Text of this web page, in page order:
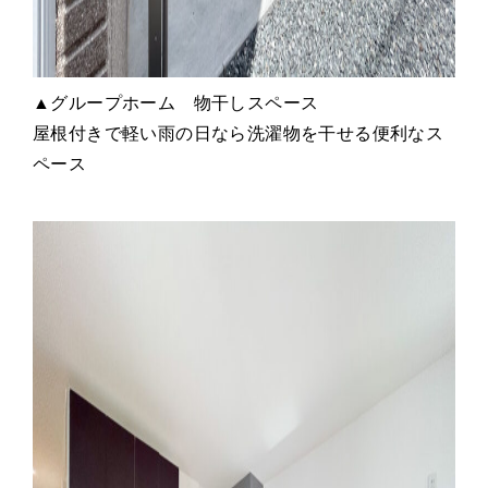
▲グループホーム 物干しスペース
屋根付きで軽い雨の日なら洗濯物を干せる便利なス
ペース